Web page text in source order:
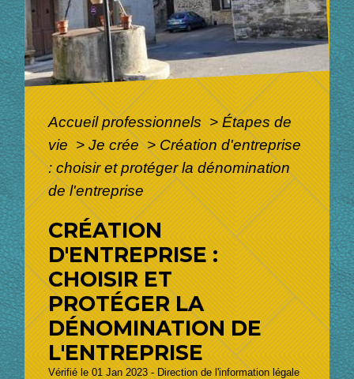
Accueil professionnels> Étapes de
vie> Je crée> Création d'entreprise
: choisir et protéger la dénomination
de l'entreprise
CRÉATION
D'ENTREPRISE :
CHOISIR ET
PROTÉGER LA
DÉNOMINATION DE
L'ENTREPRISE
Vérifié le 01 Jan 2023 - Direction de l'information légale